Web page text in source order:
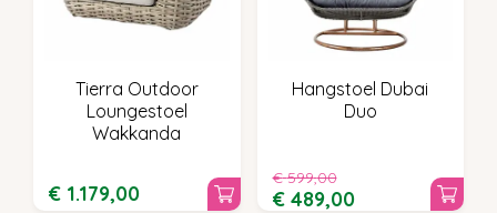
Tierra Outdoor
Loungestoel
Wakkanda
€ 1.179,00
Hangstoel Dubai
Duo
€ 599,00
€ 489,00